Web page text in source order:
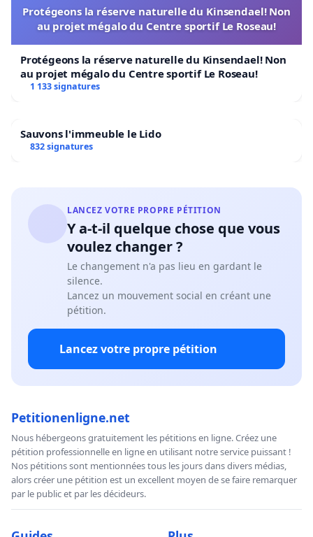
Protégeons la réserve naturelle du Kinsendael! Non
au projet mégalo du Centre sportif Le Roseau!
Protégeons la réserve naturelle du Kinsendael! Non
au projet mégalo du Centre sportif Le Roseau!
1 133 signatures
Sauvons l'immeuble le Lido
832 signatures
LANCEZ VOTRE PROPRE PÉTITION
Y a-t-il quelque chose que vous
voulez changer ?
Le changement n'a pas lieu en gardant le
silence.
Lancez un mouvement social en créant une
pétition.
Lancez votre propre pétition
Petitionenligne.net
Nous hébergeons gratuitement les pétitions en ligne. Créez une
pétition professionnelle en ligne en utilisant notre service puissant !
Nos pétitions sont mentionnées tous les jours dans divers médias,
alors créer une pétition est un excellent moyen de se faire remarquer
par le public et par les décideurs.